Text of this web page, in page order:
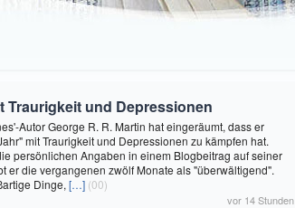
Traurigkeit und Depressionen
Autor George R. R. Martin hat eingeräumt, dass er
mit Traurigkeit und Depressionen zu kämpfen hat.
persönlichen Angaben in einem Blogbeitrag auf seiner
er die vergangenen zwölf Monate als "überwältigend".
Dinge, […] (00)
vor 14 Stunden